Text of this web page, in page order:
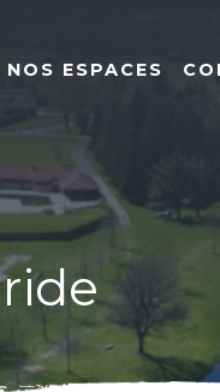
NOS ESPACES